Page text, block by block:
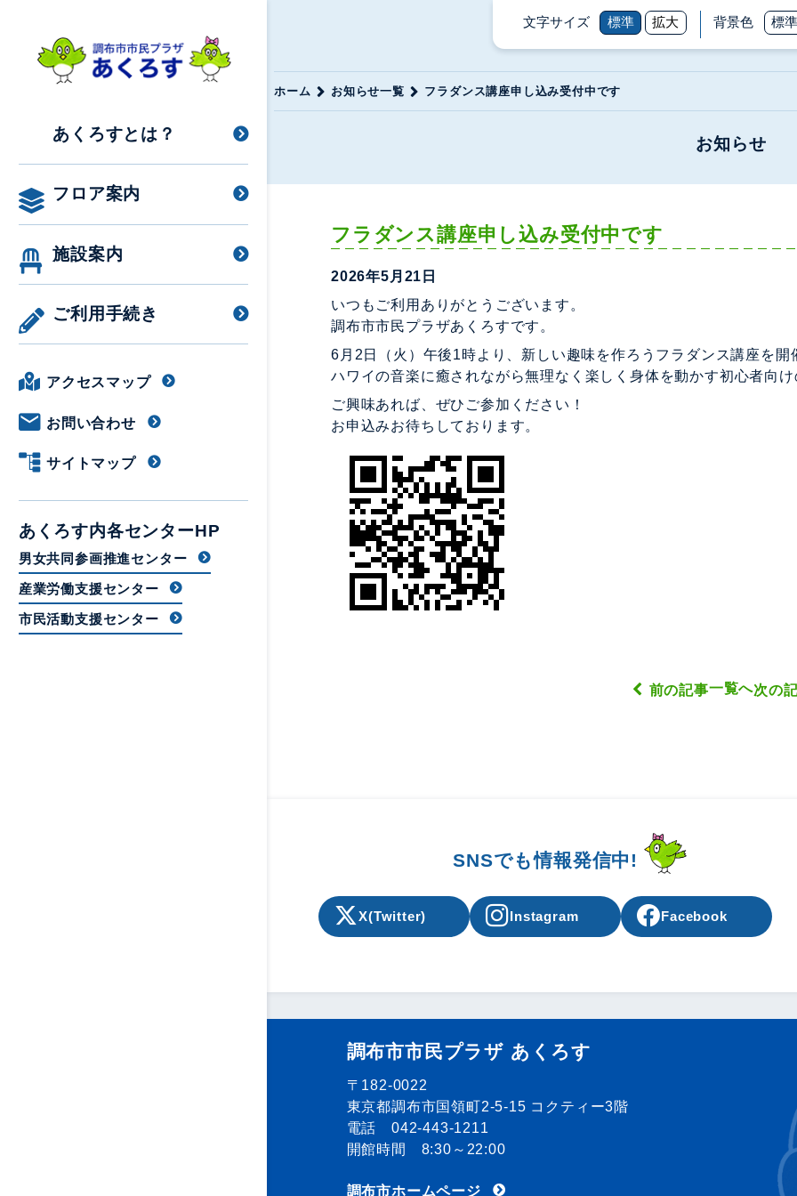
あくろすとは？
フロア案内
施設案内
ご利用手続き
アクセスマップ
お問い合わせ
サイトマップ
あくろす内各センターHP
男女共同参画推進センター
産業労働支援センター
市民活動支援センター
文字サイズ 標準 拡大 背景色 標
ホーム お知らせ一覧 フラダンス講座申し込み受付中です
お知らせ
フラダンス講座申し込み受付中です
2026年5月21日
いつもご利用ありがとうございます。
調布市市民プラザあくろすです。
6月2日（火）午後1時より、新しい趣味を作ろうフラダンス講座を開
ハワイの音楽に癒されながら無理なく楽しく身体を動かす初心者向
ご興味あれば、ぜひご参加ください！
お申込みお待ちしております。
前の記事一覧へ次の
SNSでも情報発信中!
X(Twitter) Instagram Facebook
調布市市民プラザ あくろす
〒182-0022
東京都調布市国領町2-5-15 コクティー3階
電話 042-443-1211
開館時間 8:30～22:00
調布市ホームページ